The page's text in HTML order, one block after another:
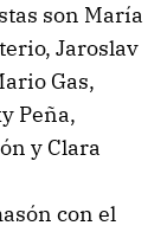
son María
Jaroslav
Gas,
Peña,
y Clara
con el